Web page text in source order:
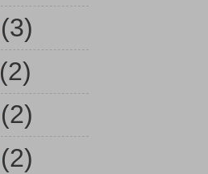
(3)
(2)
(2)
(2)